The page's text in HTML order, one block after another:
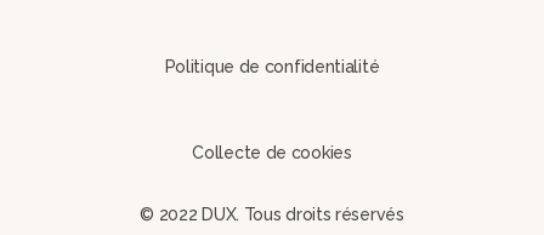
Politique de confidentialité
Collecte de cookies
© 2022 DUX. Tous droits réservés